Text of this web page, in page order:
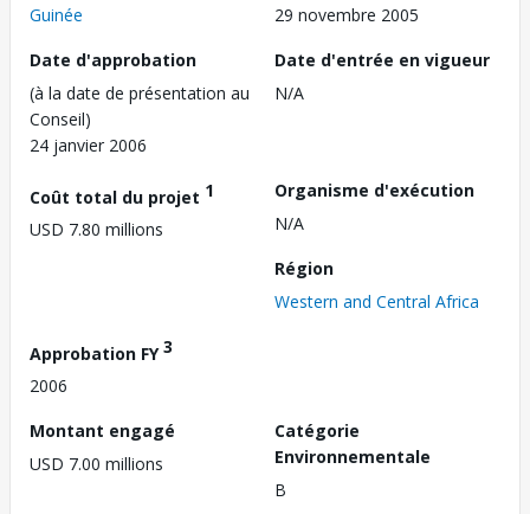
Guinée
29 novembre 2005
Date d'approbation
(à la date de présentation au
Conseil)
24 janvier 2006
Date d'entrée en vigueur
N/A
Coût total du projet 1
USD 7.80 millions
Organisme d'exécution
N/A
Région
Western and Central Africa
Approbation FY3
2006
Montant engagé
USD 7.00 millions
Catégorie
Environnementale
B